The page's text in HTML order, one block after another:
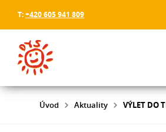
T:+420 605 941 809
Úvod Aktuality VÝLET DO